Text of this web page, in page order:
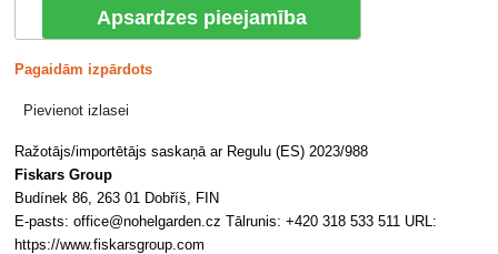
Apsardzes pieejamība
Pagaidām izpārdots
Pievienot izlasei
Ražotājs/importētājs saskaņā ar Regulu (ES) 2023/988
Fiskars Group
Budínek 86, 263 01 Dobříš, FIN
E-pasts: office@nohelgarden.cz Tālrunis: +420 318 533 511 URL:
https://www.fiskarsgroup.com